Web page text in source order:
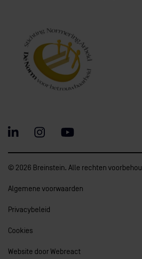
© 2026 Breinstein. Alle rechten
Algemene voorwaarden
Privacybeleid
Cookies
Website door Webreact